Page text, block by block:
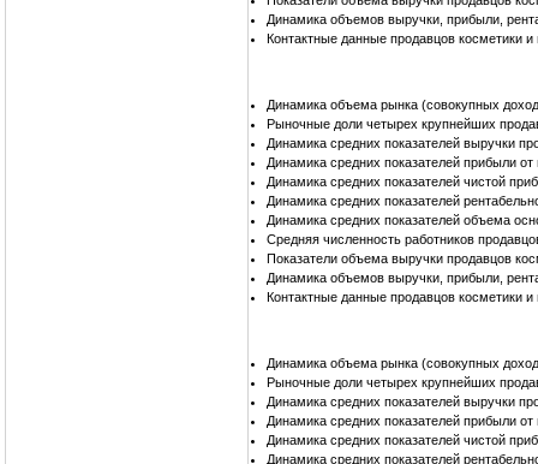
Динамика объемов выручки, прибыли,
Контактные данные продавцов косметики
Динамика объема рынка (совокупных
Рыночные доли четырех крупнейших
Динамика средних показателей выручки
Динамика средних показателей прибыли
Динамика средних показателей чистой
Динамика средних показателей
Динамика средних показателей объема
Средняя численность работников
Показатели объема выручки продавцов
Динамика объемов выручки, прибыли,
Контактные данные продавцов косметики
Динамика объема рынка (совокупных
Рыночные доли четырех крупнейших
Динамика средних показателей выручки
Динамика средних показателей прибыли
Динамика средних показателей чистой
Динамика средних показателей